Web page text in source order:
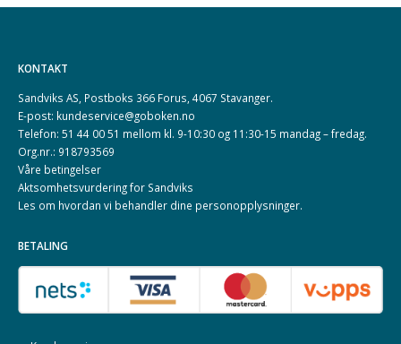
KONTAKT
Sandviks AS, Postboks 366 Forus, 4067 Stavanger.
E-post: kundeservice@goboken.no
Telefon: 51 44 00 51 mellom kl. 9-10:30 og 11:30-15 mandag – fredag.
Org.nr.: 918793569
Våre betingelser
Aktsomhetsvurdering for Sandviks
Les om hvordan vi behandler dine personopplysninger.
BETALING